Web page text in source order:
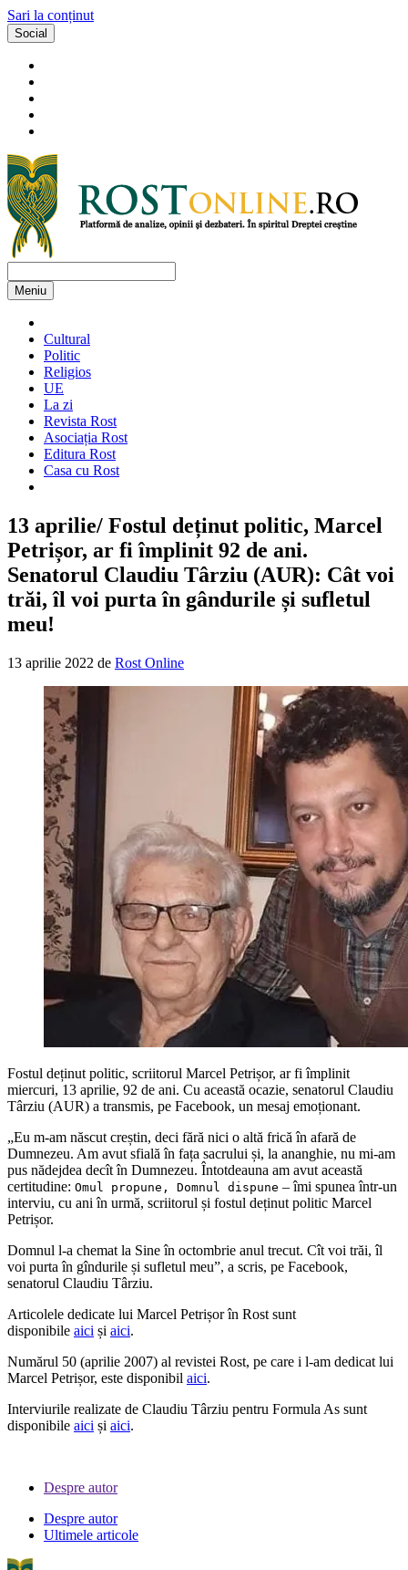
Sari la conținut
Social
Meniu
Cultural
Politic
Religios
UE
La zi
Revista Rost
Asociația Rost
Editura Rost
Casa cu Rost
13 aprilie/ Fostul deținut politic, Marcel
Petrișor, ar fi împlinit 92 de ani.
Senatorul Claudiu Târziu (AUR): Cât voi
trăi, îl voi purta în gândurile și sufletul
meu!
13 aprilie 2022 de Rost Online
Fostul deținut politic, scriitorul Marcel Petrișor, ar fi împlinit
miercuri, 13 aprilie, 92 de ani. Cu această ocazie, senatorul Claudiu
Târziu (AUR) a transmis, pe Facebook, un mesaj emoționant.
„Eu m-am născut creștin, deci fără nici o altă frică în afară de
Dumnezeu. Am avut sfială în fața sacrului și, la ananghie, nu mi-am
pus nădejdea decît în Dumnezeu. Întotdeauna am avut această
certitudine: Omul propune, Domnul dispune – îmi spunea într-un
interviu, cu ani în urmă, scriitorul și fostul deținut politic Marcel
Petrișor.
Domnul l-a chemat la Sine în octombrie anul trecut. Cît voi trăi, îl
voi purta în gîndurile și sufletul meu”, a scris, pe Facebook,
senatorul Claudiu Târziu.
Articolele dedicate lui Marcel Petrișor în Rost sunt
disponibile aici și aici.
Numărul 50 (aprilie 2007) al revistei Rost, pe care i l-am dedicat lui
Marcel Petrișor, este disponibil aici.
Interviurile realizate de Claudiu Târziu pentru Formula As sunt
disponibile aici și aici.
Despre autor
Despre autor
Ultimele articole